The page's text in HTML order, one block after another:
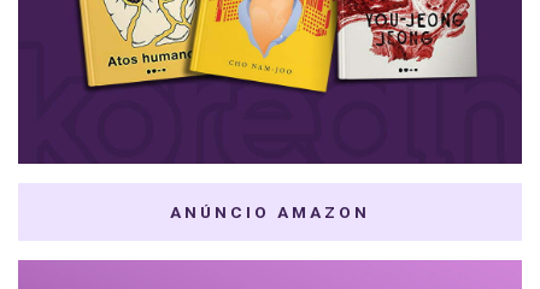
ANÚNCIO AMAZON